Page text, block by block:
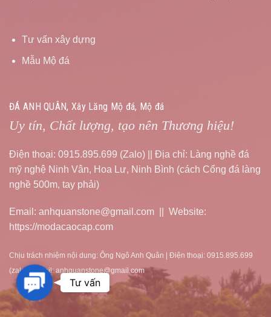
Tư vấn xây dựng
Mẫu Mộ đá
ĐÁ ANH QUÂN, Xây Lăng Mộ đá, Mộ đá
Uy tín, Chất lượng, tạo nên Thương hiệu!
Điện thoại: 0915.895.699 (Zalo) || Địa chỉ: Làng nghề đá
mỹ nghệ Ninh Vân, Hoa Lư, Ninh Bình (cách Cổng đá làng
nghề 500m, tay phải)
Email: anhquanstone@gmail.com || Website:
https://modacaocap.com
Chịu trách nhiệm nội dung: Ông Ngô Anh Quân | Điện thoại: 0915.895.699
(zalo) | Email: anhquanstone@gmail.com
Contact
Us
Tư vấn